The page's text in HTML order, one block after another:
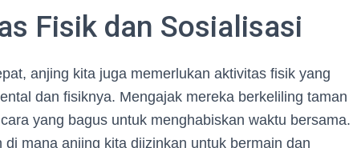
Fisik dan Sosialisasi
anjing kita juga memerlukan aktivitas fisik yang
dan fisiknya. Mengajak mereka berkeliling taman
yang bagus untuk menghabiskan waktu bersama.
mana anjing kita diizinkan untuk bermain dan